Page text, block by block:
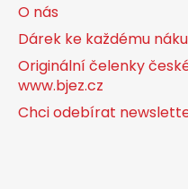
O nás
Dárek ke každému
Originální čelenky
www.bjez.cz
Chci odebírat